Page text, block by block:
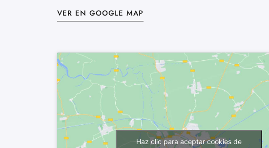
VER EN GOOGLE MAP
Haz clic para aceptar cookies de